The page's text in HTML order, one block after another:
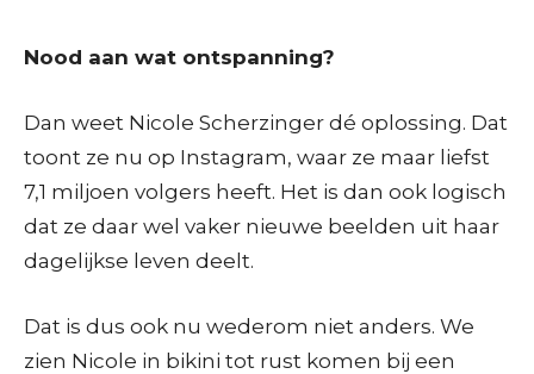
Nood aan wat ontspanning?
Dan weet Nicole Scherzinger dé oplossing. Dat
toont ze nu op Instagram, waar ze maar liefst
7,1 miljoen volgers heeft. Het is dan ook logisch
dat ze daar wel vaker nieuwe beelden uit haar
dagelijkse leven deelt.
Dat is dus ook nu wederom niet anders. We
zien Nicole in bikini tot rust komen bij een